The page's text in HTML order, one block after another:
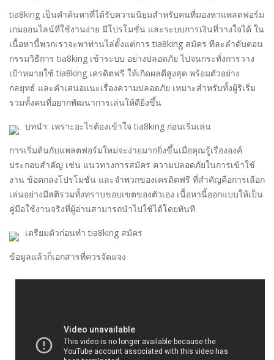
tia8king เป็นคำค้นหาที่ได้รับความนิยมสำหรับคนที่มองหาแพลตฟอร์ม
เกมออนไลน์ที่ใช้งานง่าย มีโปรโมชั่น และระบบการเงินที่วางใจได้ ใน
เนื้อหานี้พวกเราจะพาท่านไล่ตั้งแต่การ tia8king สมัคร ทีละลำดับตอน
กรรมวิธีการ tia8king เข้าระบบ อย่างปลอดภัย ไปจนกระทั่งการวาง
เป้าหมายใช้ tia8king เครดิตฟรี ให้เกิดผลดีสูงสุด พร้อมตัวอย่าง
กลยุทธ์ และคำเสนอแนะเรื่องความปลอดภัย เหมาะสำหรับทั้งผู้ริเริ่ม
รวมทั้งคนที่อยากพัฒนาการเล่นให้ดียิ่งขึ้น
บทนำ: เพราะอะไรต้องเข้าใจ tia8king ก่อนเริ่มเล่น
การเริ่มต้นกับแพลตฟอร์มใหม่จะง่ายมากยิ่งขึ้นเมื่อคุณรู้เรื่ององค์
ประกอบสำคัญ เช่น แนวทางการสมัคร ความปลอดภัยในการเข้าใช้
งาน ข้อตกลงโปรโมชั่น และจำพวกของเครดิตฟรี ที่สำคัญคือการเลือก
เล่นอย่างมีสติรวมทั้งทราบขอบเขตของตัวเอง เนื้อหานี้ออกแบบให้เป็น
คู่มือใช้งานจริงที่ผู้อ่านสามารถนำไปใช้ได้โดยทันที
เตรียมตัวก่อนทำ tia8king สมัคร
ข้อมูลแล้วก็เอกสารที่ควรจัดแจง